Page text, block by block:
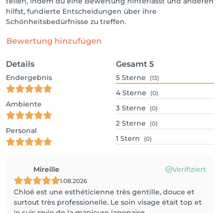
hilfst, fundierte Entscheidungen über ihre
Schönheitsbedürfnisse zu treffen.
Bewertung hinzufügen
Details
Endergebnis
Ambiente
Personal
Gesamt 5
5 Sterne (13)
4 Sterne (0)
3 Sterne (0)
2 Sterne (0)
1 Stern (0)
Mireille Verifiziert
1.08.2026
Chloé est une esthéticienne très gentille, douce et
surtout très professionelle. Le soin visage était top et